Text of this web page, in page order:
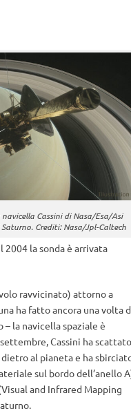
Cassini di Nasa/Esa/Asi
Crediti: Nasa/Jpl-Caltech
2004 la sonda è arrivata
ravvicinato) attorno a
ha fatto ancora una volta
– la navicella spaziale è
Cassini ha scattato
al pianeta e ha
sul bordo dell’anello
and Infrared Mapping